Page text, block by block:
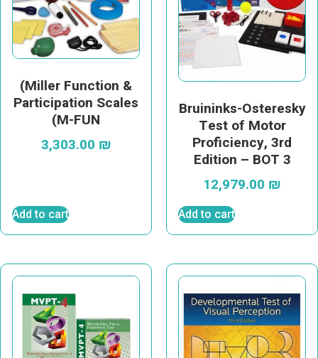
(Miller Function &
Participation Scales
(M-FUN
3,303.00 ₪
Add to cart
Bruininks-Osteresky
Test of Motor
Proficiency, 3rd
Edition – BOT 3
12,979.00 ₪
Add to cart